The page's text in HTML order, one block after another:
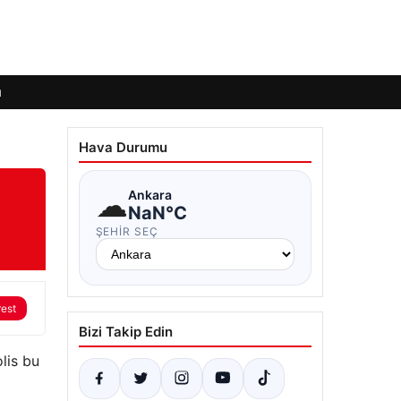
bu
Hava Durumu
☁Ankara
NaN°C
ŞEHIR SEÇ
Bizi Takip Edin